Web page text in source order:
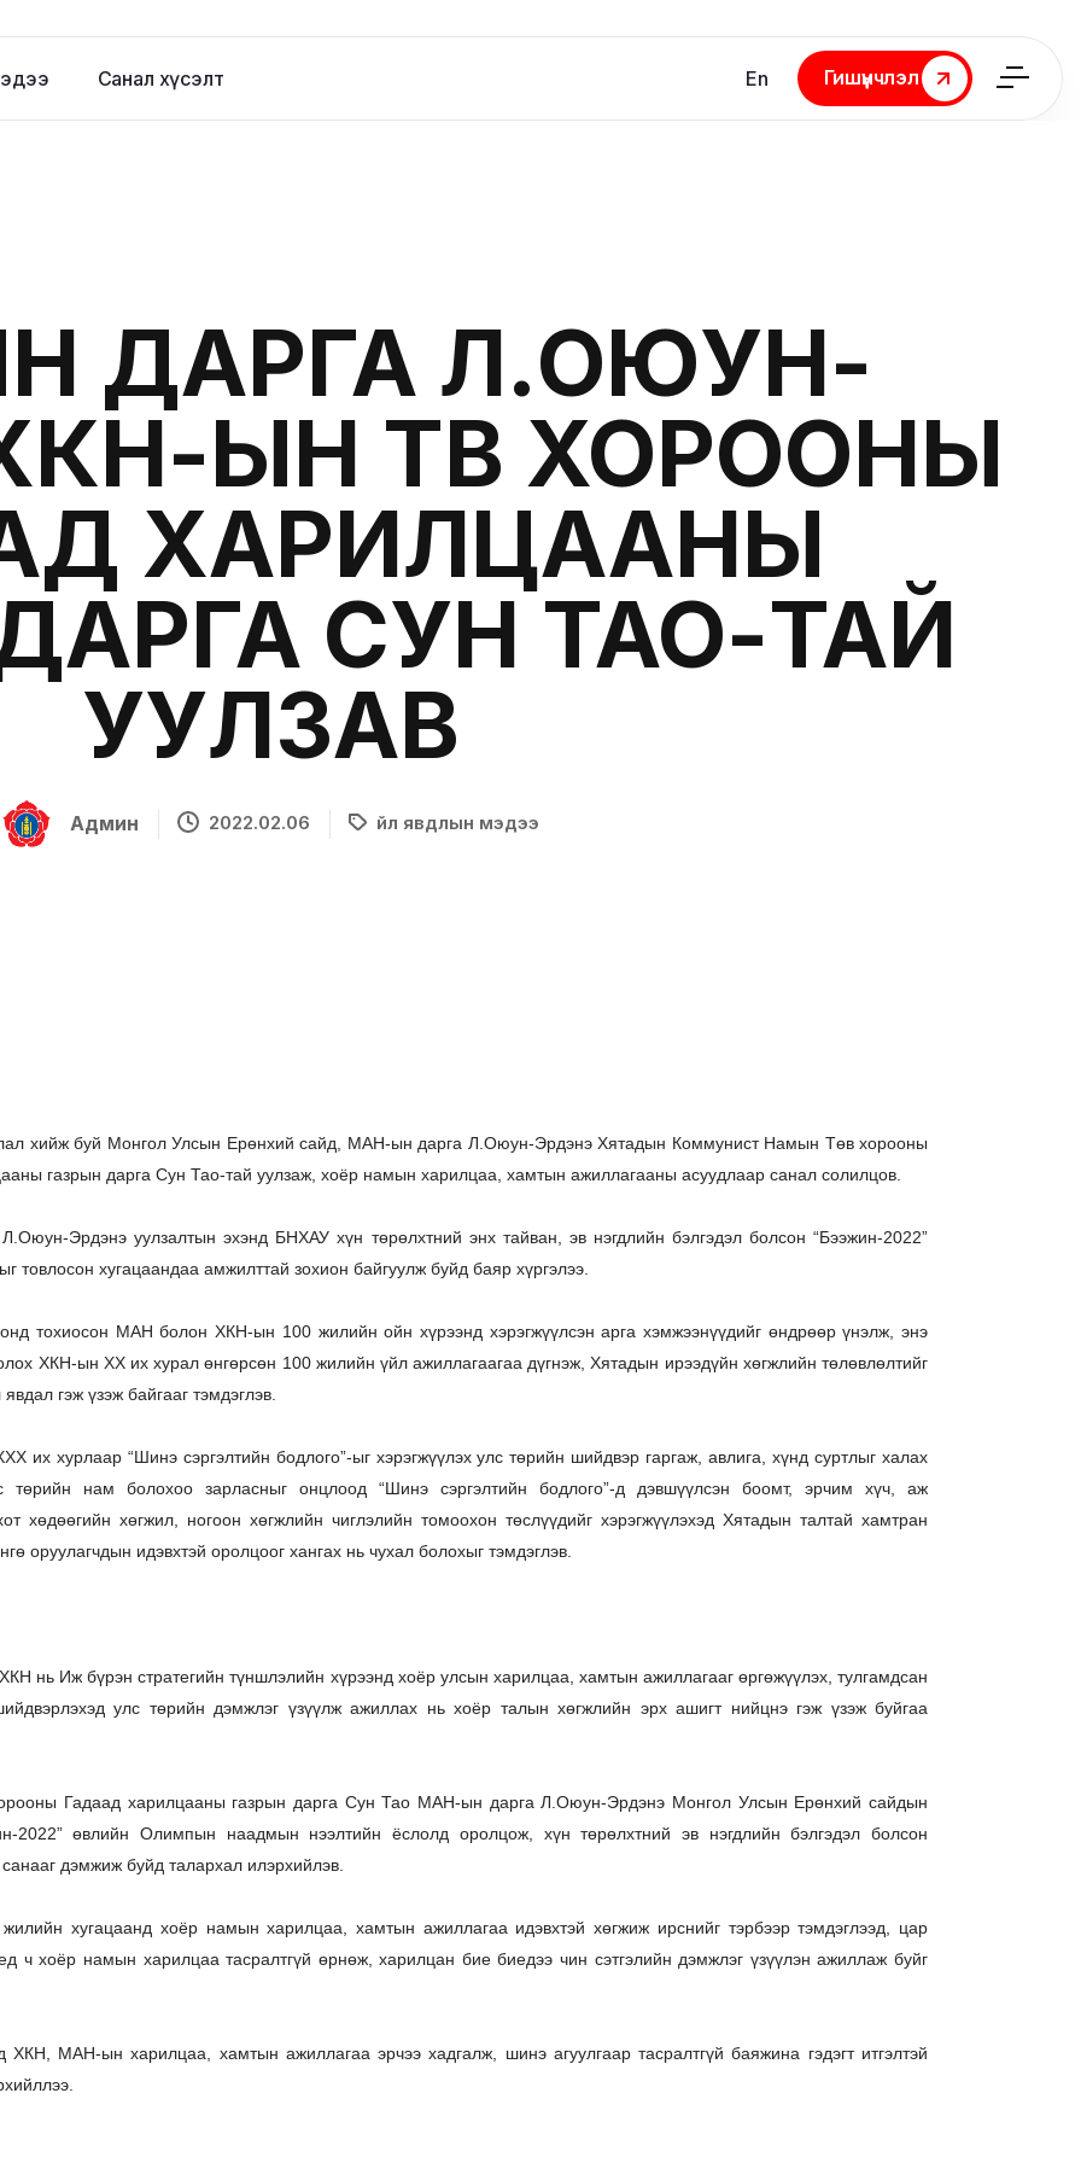
Санал хүсэлт En
Гишүүнчлэл
Гишүүнчлэл
ДАРГА Л.ОЮУН-
ЫН ТӨВ ХОРООНЫ
ХАРИЛЦААНЫ
СУН ТАО-ТАЙ
УУЛЗАВ
Админ 2022.02.06 Үйл явдлын мэдээ
хийж буй Монгол Улсын Ерөнхий сайд, МАН-ын дарга Л.Оюун-Эрдэнэ Хятадын Коммунист Намын Төв хорооны
газрын дарга Сун Тао-тай уулзаж, хоёр намын харилцаа, хамтын ажиллагааны асуудлаар санал солилцов.
Эрдэнэ уулзалтын эхэнд БНХАУ хүн төрөлхтний энх тайван, эв нэгдлийн бэлгэдэл болсон “Бээжин-2022”
товлосон хугацаандаа амжилттай зохион байгуулж буйд баяр хүргэлээ.
тохиосон МАН болон ХКН-ын 100 жилийн ойн хүрээнд хэрэгжүүлсэн арга хэмжээнүүдийг өндрөөр үнэлж, энэ
ХКН-ын XX их хурал өнгөрсөн 100 жилийн үйл ажиллагаагаа дүгнэж, Хятадын ирээдүйн хөгжлийн төлөвлөлтийг
гэж үзэж байгааг тэмдэглэв.
их хурлаар “Шинэ сэргэлтийн бодлого”-ыг хэрэгжүүлэх улс төрийн шийдвэр гаргаж, авлига, хүнд суртлыг халах
төрийн нам болохоо зарласныг онцлоод “Шинэ сэргэлтийн бодлого”-д дэвшүүлсэн боомт, эрчим хүч, аж
хөдөөгийн хөгжил, ногоон хөгжлийн чиглэлийн томоохон төслүүдийг хэрэгжүүлэхэд Хятадын талтай хамтран
оруулагчдын идэвхтэй оролцоог хангах нь чухал болохыг тэмдэглэв.
нь Иж бүрэн стратегийн түншлэлийн хүрээнд хоёр улсын харилцаа, хамтын ажиллагааг өргөжүүлэх, тулгамдсан
улс төрийн дэмжлэг үзүүлж ажиллах нь хоёр талын хөгжлийн эрх ашигт нийцнэ гэж үзэж буйгаа
Гадаад харилцааны газрын дарга Сун Тао МАН-ын дарга Л.Оюун-Эрдэнэ Монгол Улсын Ерөнхий сайдын
2022” өвлийн Олимпын наадмын нээлтийн ёслолд оролцож, хүн төрөлхтний эв нэгдлийн бэлгэдэл болсон
дэмжиж буйд талархал илэрхийлэв.
хугацаанд хоёр намын харилцаа, хамтын ажиллагаа идэвхтэй хөгжиж ирснийг тэрбээр тэмдэглээд, цар
ч хоёр намын харилцаа тасралтгүй өрнөж, харилцан бие биедээ чин сэтгэлийн дэмжлэг үзүүлэн ажиллаж буйг
МАН-ын харилцаа, хамтын ажиллагаа эрчээ хадгалж, шинэ агуулгаар тасралтгүй баяжина гэдэгт итгэлтэй